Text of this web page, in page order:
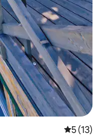
5 (13)